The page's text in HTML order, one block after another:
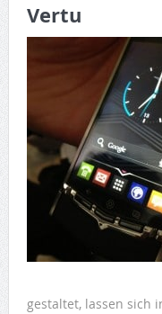
Vertu
gestaltet, lassen sich